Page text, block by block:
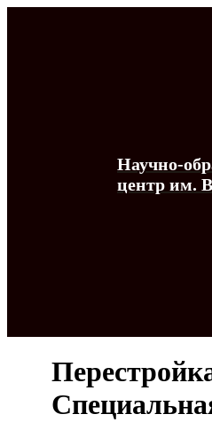
Научно-
центр им.